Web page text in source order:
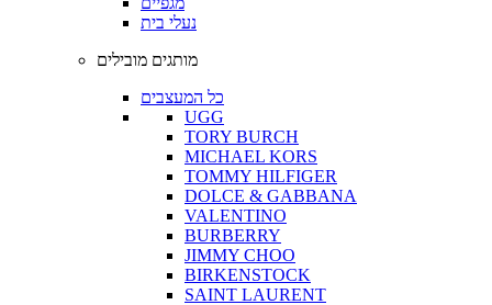
נעלי בית
מותגים מובילים
כל המעצבים
UGG
TORY BURCH
MICHAEL KORS
TOMMY HILFIGER
DOLCE & GABBANA
VALENTINO
BURBERRY
JIMMY CHOO
BIRKENSTOCK
SAINT LAURENT